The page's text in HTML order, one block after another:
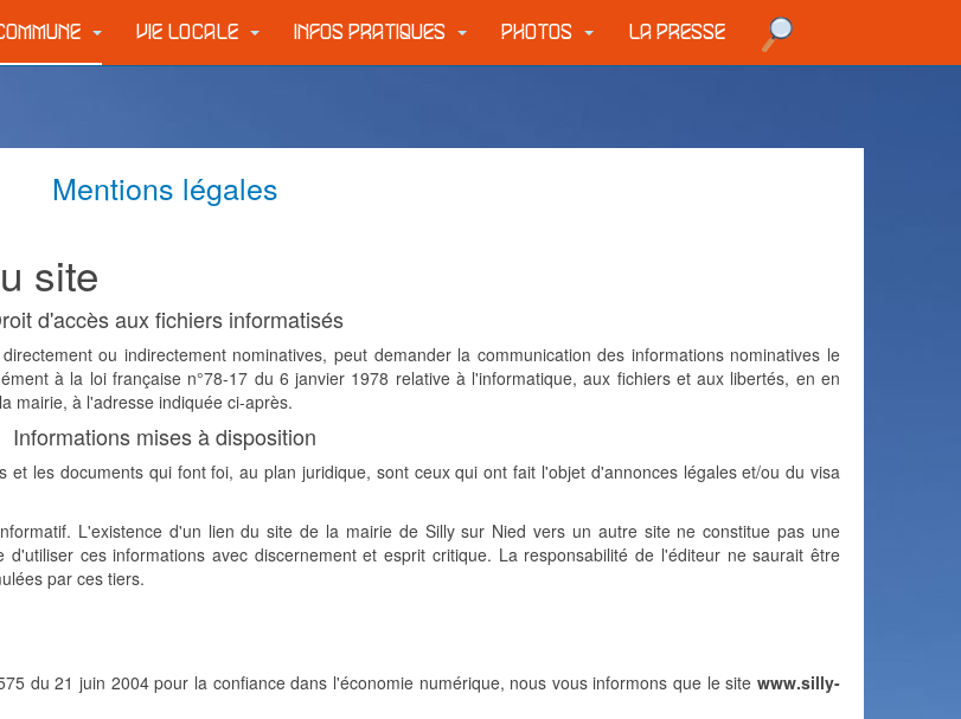
VIE LOCALE INFOS PRATIQUES PHOTOS LA PRESSE
Mentions légales
site
d'accès aux fichiers informatisés
ou indirectement nominatives, peut demander la communication des informations nominatives le
à la loi française n°78-17 du 6 janvier 1978 relative à l'informatique, aux fichiers et aux libertés, en en
mairie, à l'adresse indiquée ci-après.
Informations mises à disposition
les documents qui font foi, au plan juridique, sont ceux qui ont fait l'objet d'annonces légales et/ou du visa
L'existence d'un lien du site de la mairie de Silly sur Nied vers un autre site ne constitue pas une
ces informations avec discernement et esprit critique. La responsabilité de l'éditeur ne saurait être
par ces tiers.
du 21 juin 2004 pour la confiance dans l'économie numérique, nous vous informons que le site www.silly-